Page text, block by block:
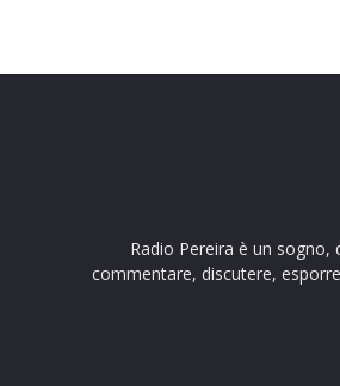
Radio Pereira è un
commentare, discutere,